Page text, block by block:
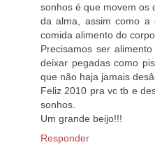
sonhos é que movem os
da alma, assim como a
comida alimento do
Precisamos ser
deixar pegadas como
que não haja jamais
Feliz 2010 pra vc tb e
sonhos.
Um grande beijo!!!
Responder